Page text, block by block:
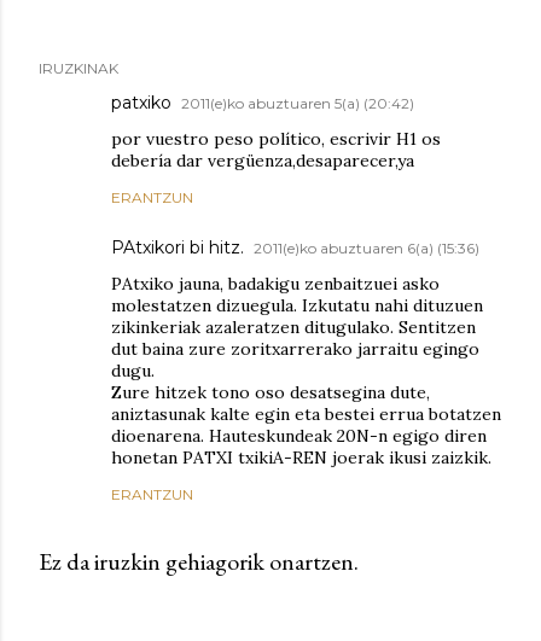
IRUZKINAK
patxiko 2011(e)ko abuztuaren 5(a) (20:42)
por vuestro peso político, escrivir H1 os
debería dar vergüenza,desaparecer,ya
ERANTZUN
PAtxikori bi hitz. 2011(e)ko abuztuaren 6(a) (15:36)
PAtxiko jauna, badakigu zenbaitzuei asko
molestatzen dizuegula. Izkutatu nahi dituzuen
zikinkeriak azaleratzen ditugulako. Sentitzen
dut baina zure zoritxarrerako jarraitu egingo
dugu.
Zure hitzek tono oso desatsegina dute,
aniztasunak kalte egin eta bestei errua botatzen
dioenarena. Hauteskundeak 20N-n egigo diren
honetan PATXI txikiA-REN joerak ikusi zaizkik.
ERANTZUN
Ez da iruzkin gehiagorik onartzen.